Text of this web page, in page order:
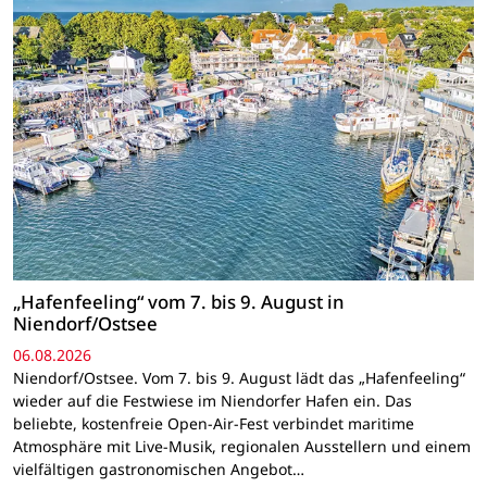
„Hafenfeeling“ vom 7. bis 9. August in
Niendorf/Ostsee
06.08.2026
Niendorf/Ostsee. Vom 7. bis 9. August lädt das „Hafenfeeling“
wieder auf die Festwiese im Niendorfer Hafen ein. Das
beliebte, kostenfreie Open-Air-Fest verbindet maritime
Atmosphäre mit Live-Musik, regionalen Ausstellern und einem
vielfältigen gastronomischen Angebot…